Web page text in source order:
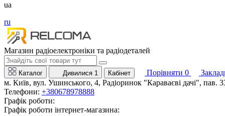
ua
ru
Магазин радіоелектроніки та радіодеталей
Каталог Дивилися 1 Кабінет Порівняти 0
м. Київ, вул. Ушинського, 4, Радіоринок "Караваєві дачі", пав.
Телефони: +380678978888
Графік роботи:
Графік роботи інтернет-магазина: